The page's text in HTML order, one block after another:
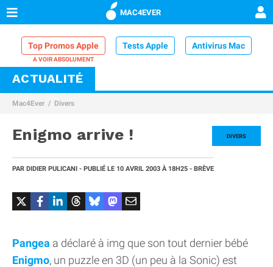
MAC4EVER
Top Promos Apple Tests Apple Antivirus Mac
VPN Mac
Comparatif iPhone
ACTUALITÉ
Mac4Ever Divers
DIVERS
Enigmo arrive !
PAR DIDIER PULICANI - PUBLIÉ LE 10 AVRIL 2003 À 18H25 - BRÈVE
Pangea a déclaré à img que son tout dernier bébé
Enigmo, un puzzle en 3D (un peu à la Sonic) est